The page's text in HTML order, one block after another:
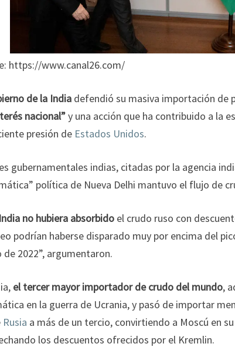
https://www.canal26.com/
de la India defendió su masiva importación de
nacional”y una acción que ha contribuido a la
presión de Estados Unidos.
gubernamentales indias, citadas por la agencia
política de Nueva Delhi mantuvo el flujo de
no hubiera absorbido el crudo ruso con
podrían haberse disparado muy por encima del
de 2022”, argumentaron.
el tercer mayor importador de crudo del mundo,
en la guerra de Ucrania, y pasó de importar
Rusia a más de un tercio, convirtiendo a Moscú en
los descuentos ofrecidos por el Kremlin.